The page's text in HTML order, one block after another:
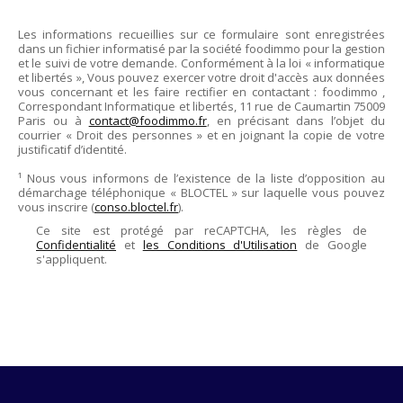
Les informations recueillies sur ce formulaire sont enregistrées
dans un fichier informatisé par la société foodimmo pour la gestion
et le suivi de votre demande. Conformément à la loi « informatique
et libertés », Vous pouvez exercer votre droit d'accès aux données
vous concernant et les faire rectifier en contactant : foodimmo ,
Correspondant Informatique et libertés, 11 rue de Caumartin 75009
Paris ou à contact@foodimmo.fr, en précisant dans l’objet du
courrier « Droit des personnes » et en joignant la copie de votre
justificatif d’identité.
¹ Nous vous informons de l’existence de la liste d’opposition au
démarchage téléphonique « BLOCTEL » sur laquelle vous pouvez
vous inscrire (conso.bloctel.fr).
Ce site est protégé par reCAPTCHA, les règles de
Confidentialité et les Conditions d'Utilisation de Google
s'appliquent.